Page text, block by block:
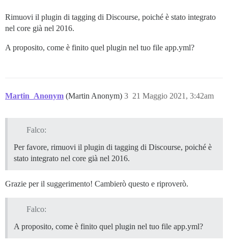
Rimuovi il plugin di tagging di Discourse, poiché è stato integrato
nel core già nel 2016.
A proposito, come è finito quel plugin nel tuo file app.yml?
Martin_Anonym (Martin Anonym) 21 Maggio 2021, 3:42am
3
Falco:
Per favore, rimuovi il plugin di tagging di Discourse, poiché è
stato integrato nel core già nel 2016.
Grazie per il suggerimento! Cambierò questo e riproverò.
Falco:
A proposito, come è finito quel plugin nel tuo file app.yml?